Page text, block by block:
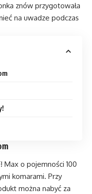
znów przygotowała
na uwadze podczas
Max o pojemności 100
komarami. Przy
można nabyć za